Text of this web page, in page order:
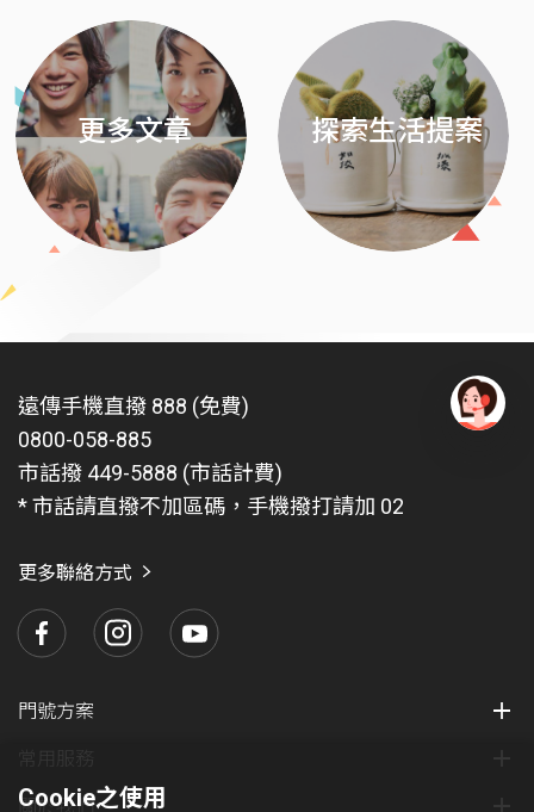
更多文章 探索生活提案
遠傳手機直撥 888 (免費)
0800-058-885
市話撥 449-5888 (市話計費)
* 市話請直撥不加區碼，手機撥打請加 02
更多聯絡方式
門號方案
關於我們
Cookie之使用